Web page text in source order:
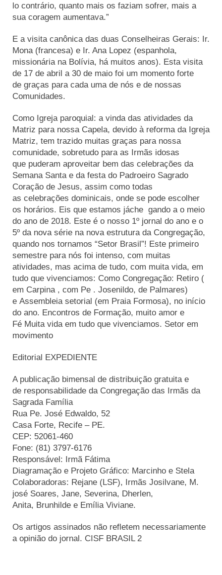
lo contrário, quanto mais os faziam sofrer, mais a
sua coragem aumentava.”
E a visita canônica das duas Conselheiras Gerais: Ir.
Mona (francesa) e Ir. Ana Lopez (espanhola,
missionária na Bolívia, há muitos anos). Esta visita
de 17 de abril a 30 de maio foi um momento forte
de graças para cada uma de nós e de nossas
Comunidades.
Como Igreja paroquial: a vinda das atividades da
Matriz para nossa Capela, devido à reforma da Igreja
Matriz, tem trazido muitas graças para nossa
comunidade, sobretudo para as Irmãs idosas
que puderam aproveitar bem das celebrações da
Semana Santa e da festa do Padroeiro Sagrado
Coração de Jesus, assim como todas
as celebrações dominicais, onde se pode escolher
os horários. Eis que estamos jáche gando a o meio
do ano de 2018. Este é o nosso 1º jornal do ano e o
5º da nova série na nova estrutura da Congregação,
quando nos tornamos “Setor Brasil”! Este primeiro
semestre para nós foi intenso, com muitas
atividades, mas acima de tudo, com muita vida, em
tudo que vivenciamos: Como Congregação: Retiro (
em Carpina , com Pe . Josenildo, de Palmares)
e Assembleia setorial (em Praia Formosa), no início
do ano. Encontros de Formação, muito amor e
Fé Muita vida em tudo que vivenciamos. Setor em
movimento
Editorial EXPEDIENTE
A publicação bimensal de distribuição gratuita e
de responsabilidade da Congregação das Irmãs da
Sagrada Família
Rua Pe. José Edwaldo, 52
Casa Forte, Recife – PE.
CEP: 52061-460
Fone: (81) 3797-6176
Responsável: Irmã Fátima
Diagramação e Projeto Gráfico: Marcinho e Stela
Colaboradoras: Rejane (LSF), Irmãs Josilvane, M.
josé Soares, Jane, Severina, Dherlen,
Anita, Brunhilde e Emília Viviane.
Os artigos assinados não refletem necessariamente
a opinião do jornal. CISF BRASIL 2